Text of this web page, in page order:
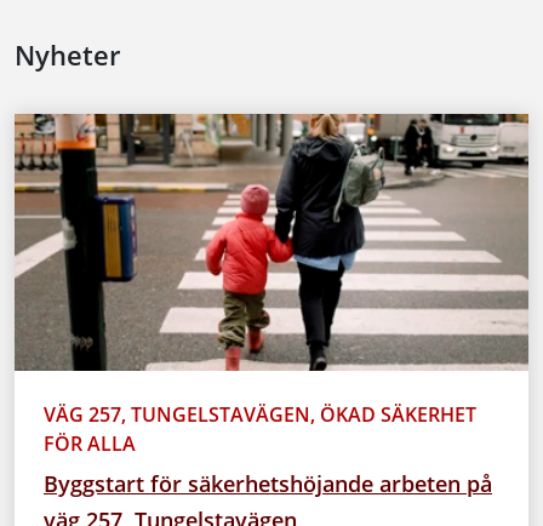
Nyheter
VÄG 257, TUNGELSTAVÄGEN, ÖKAD SÄKERHET
FÖR ALLA
Byggstart för säkerhetshöjande arbeten på
väg 257, Tungelstavägen